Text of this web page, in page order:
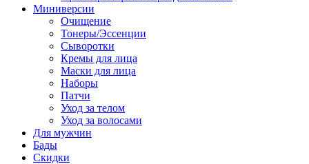
Миниверсии
Очищение
Тонеры/Эссенции
Сыворотки
Кремы для лица
Маски для лица
Наборы
Патчи
Уход за телом
Уход за волосами
Для мужчин
Бады
Скидки